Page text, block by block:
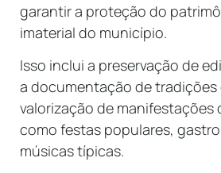
garantir a proteção do
imaterial do município.
Isso inclui a preservação de
a documentação de tradições
valorização de manifestações
como festas populares,
músicas típicas.